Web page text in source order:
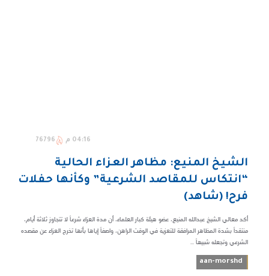
04:16 م 76796
الشيخ المنيع: مظاهر العزاء الحالية
“انتكاس للمقاصد الشرعية” وكأنها حفلات
فرح! (شاهد)
أكد معالي الشيخ عبدالله المنيع، عضو هيئة كبار العلماء، أن مدة العزاء شرعاً لا تتجاوز ثلاثة أيام،
منتقداً بشدة المظاهر المرافقة للتعزية في الوقت الراهن، واصفاً إياها بأنها تخرج العزاء عن مقصده
الشرعي وتجعله شبيهاً ...
aan-morshd